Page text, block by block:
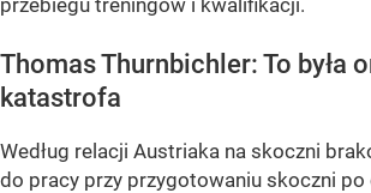
przebiegu treningów i kwalifikacji.
Thomas Thurnbichler: To była
katastrofa
Według relacji Austriaka na skoczni
do pracy przy przygotowaniu skoczni